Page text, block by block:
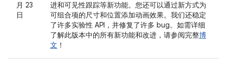
月 23
日
进和可见性跟踪等新功能。您还可以通过新方式为
可组合项的尺寸和位置添加动画效果。我们还稳定
了许多实验性 API，并修复了许多 bug。如需详细
了解此版本中的所有新功能和改进，请参阅完整博
文 ！